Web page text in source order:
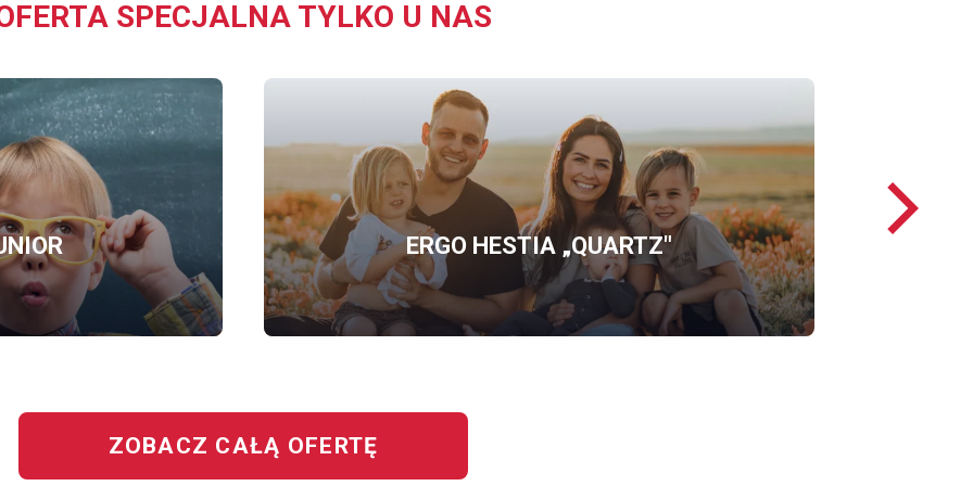
SPECJALNA TYLKO U NAS
OFERTĘ
ERGO HESTIA „QUARTZ"
OFERTĘ
loga
ZOBACZ CAŁĄ OFERTĘ